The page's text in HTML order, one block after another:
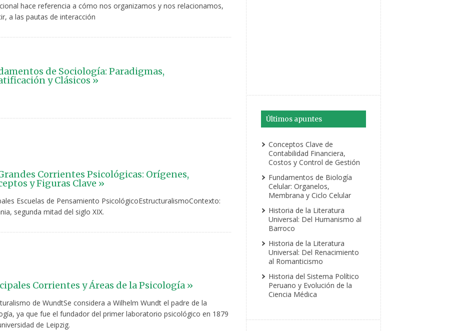
hace referencia a cómo nos organizamos y nos relacionamos,
a las pautas de interacción
de Sociología: Paradigmas,
y Clásicos »
Corrientes Psicológicas: Orígenes,
y Figuras Clave »
Escuelas de Pensamiento PsicológicoEstructuralismoContexto:
segunda mitad del siglo XIX.
Corrientes y Áreas de la Psicología »
de WundtSe considera a Wilhelm Wundt el padre de la
ya que fue el fundador del primer laboratorio psicológico en 1879
de Leipzig.
Últimos apuntes
Conceptos Clave de
Contabilidad Financiera,
Costos y Control de Gestión
Fundamentos de Biología
Celular: Organelos,
Membrana y Ciclo Celular
Historia de la Literatura
Universal: Del Humanismo al
Barroco
Historia de la Literatura
Universal: Del Renacimiento
al Romanticismo
Historia del Sistema Político
Peruano y Evolución de la
Ciencia Médica